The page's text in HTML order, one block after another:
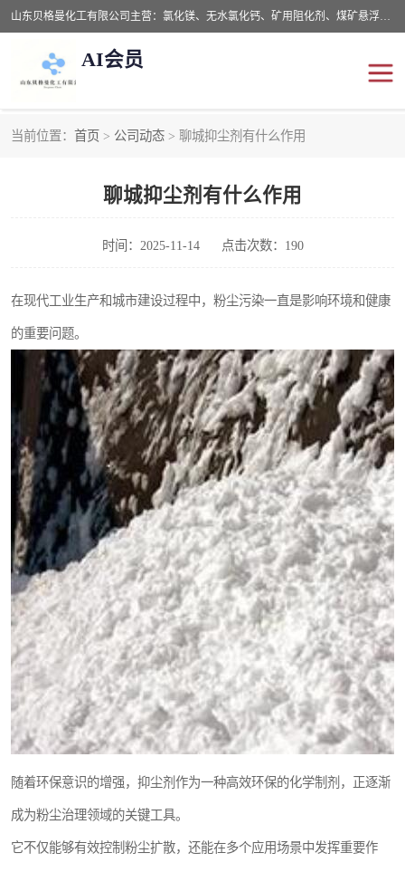
山东贝格曼化工有限公司主营：氯化镁、无水氯化钙、矿用阻化剂、煤矿悬浮剂、道路抑尘剂、氢氧化镁，防灭火剂等，公司位于山东省潍坊市滨海经济开发区,是专业从事对各种精细化工集研究、开发、制造于一体的现代化大型跨境化工企业，公司本着诚信经营、给每一位客户提供专业服务。
AI会员
当前位置： 首页 > 公司动态 > 聊城抑尘剂有什么作用
聊城抑尘剂有什么作用
时间：2025-11-14 点击次数：190
在现代工业生产和城市建设过程中，粉尘污染一直是影响环境和健康
的重要问题。
随着环保意识的增强，抑尘剂作为一种高效环保的化学制剂，正逐渐
成为粉尘治理领域的关键工具。
它不仅能够有效控制粉尘扩散，还能在多个应用场景中发挥重要作
氯化钙
抑尘剂
氢氧化镁